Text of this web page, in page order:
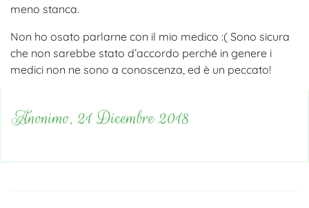
meno stanca.
Non ho osato parlarne con il mio medico :( Sono sicura
che non sarebbe stato d’accordo perché in genere i
medici non ne sono a conoscenza, ed è un peccato!
Anonimo, 21 Dicembre 2018